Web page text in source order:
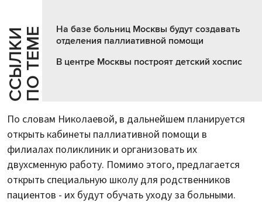
С
С
Ы
Л
К
И
П
О
Т
Е
МЕ
На базе больниц Москвы будут создавать
отделения паллиативной помощи
В центре Москвы построят детский хоспис
По словам Николаевой, в дальнейшем планируется
открыть кабинеты паллиативной помощи в
филиалах поликлиник и организовать их
двухсменную работу. Помимо этого, предлагается
открыть специальную школу для родственников
пациентов - их будут обучать уходу за больными.